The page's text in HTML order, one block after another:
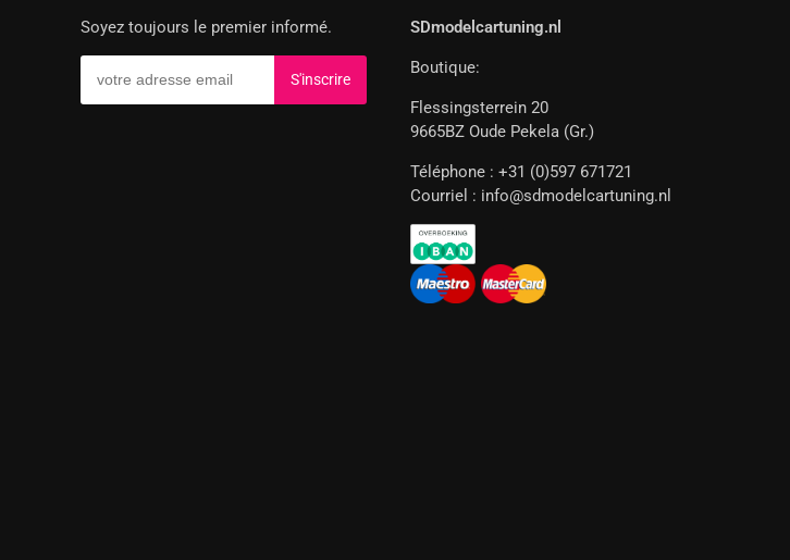
Soyez toujours le premier informé.
SDmodelcartuning.nl
Boutique:
Flessingsterrein 20
9665BZ Oude Pekela (Gr.)
Téléphone : +31 (0)597 671721
Courriel : info@sdmodelcartuning.nl